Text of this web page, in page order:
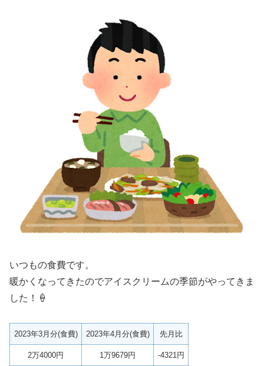
いつもの食費です。
暖かくなってきたのでアイスクリームの季節がやってきま
した！🍦
2023年3月分(食費) 2023年4月分(食費) 先月比
2万4000円 1万9679円 -4321円